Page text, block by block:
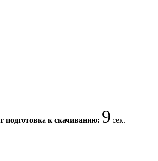
подготовка к скачиванию: 8 сек.